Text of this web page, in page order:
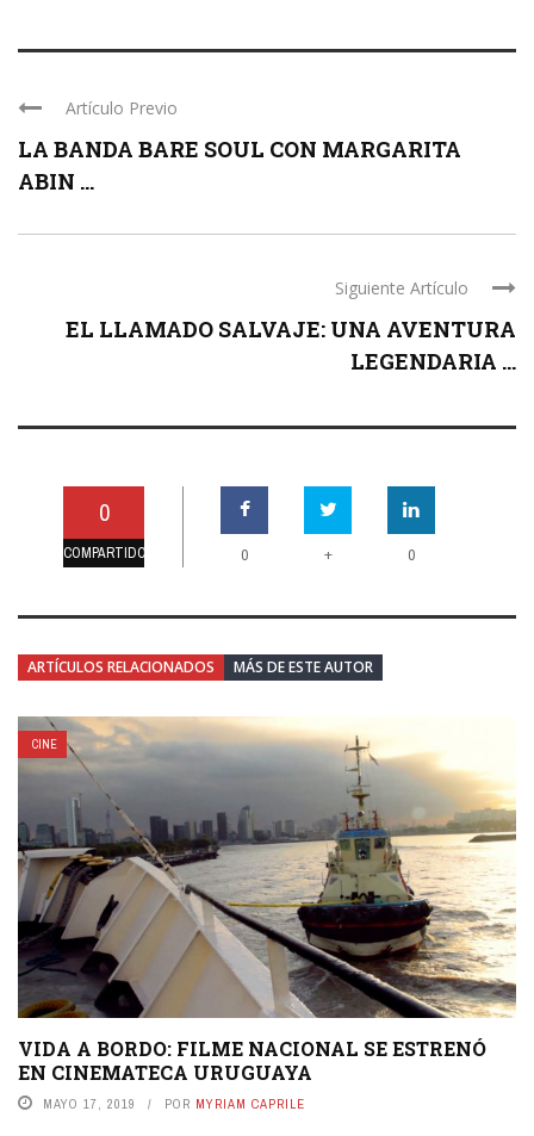
Artículo Previo
LA BANDA BARE SOUL CON MARGARITA
ABIN ...
Siguiente Artículo
EL LLAMADO SALVAJE: UNA AVENTURA
LEGENDARIA ...
0
COMPARTIDO 0 + 0
ARTÍCULOS RELACIONADOS MÁS DE ESTE AUTOR
CINE
VIDA A BORDO: FILME NACIONAL SE ESTRENÓ
EN CINEMATECA URUGUAYA
MAYO 17, 2019 POR MYRIAM CAPRILE